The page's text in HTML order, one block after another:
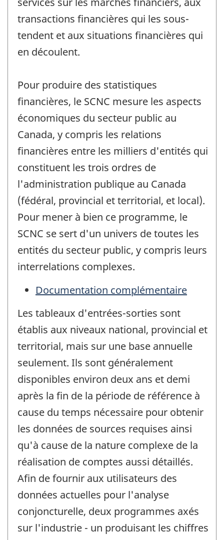
transactions financières qui les sous-
tendent et aux situations financières qui
en découlent.
Pour produire des statistiques
financières, le SCNC mesure les aspects
économiques du secteur public au
Canada, y compris les relations
financières entre les milliers d'entités qui
constituent les trois ordres de
l'administration publique au Canada
(fédéral, provincial et territorial, et local).
Pour mener à bien ce programme, le
SCNC se sert d'un univers de toutes les
entités du secteur public, y compris leurs
interrelations complexes.
Documentation complémentaire
Les tableaux d'entrées-sorties sont
établis aux niveaux national, provincial et
territorial, mais sur une base annuelle
seulement. Ils sont généralement
disponibles environ deux ans et demi
après la fin de la période de référence à
cause du temps nécessaire pour obtenir
les données de sources requises ainsi
qu'à cause de la nature complexe de la
réalisation de comptes aussi détaillés.
Afin de fournir aux utilisateurs des
données actuelles pour l'analyse
conjoncturelle, deux programmes axés
sur l'industrie - un produisant les chiffres